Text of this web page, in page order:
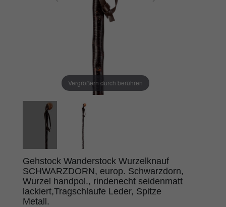
Vergrößern durch berühren
Gehstock Wanderstock Wurzelknauf
SCHWARZDORN, europ. Schwarzdorn,
Wurzel handpol., rindenecht seidenmatt
lackiert,Tragschlaufe Leder, Spitze
Metall.